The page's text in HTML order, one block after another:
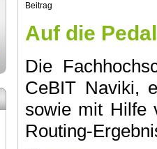
Beitrag
Auf die
Die
CeBIT Naviki,
sowie mit Hilfe
Routing-